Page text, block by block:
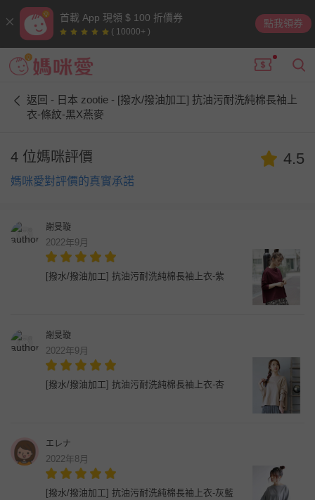
首載 App 現領 $ 100 折價券
( 10000+ )
點我領券
返回 - 日本 zootie - [撥水/撥油加工] 抗油污耐洗純棉長袖上
衣-條紋-黑X燕麥
4 位媽咪評價
媽咪愛對評價的真實承諾
4.5
謝旻璇
2022年9月
[撥水/撥油加工] 抗油污耐洗純棉長袖上衣-紫
謝旻璇
2022年9月
[撥水/撥油加工] 抗油污耐洗純棉長袖上衣-杏
エレナ
2022年8月
[撥水/撥油加工] 抗油污耐洗純棉長袖上衣-灰藍